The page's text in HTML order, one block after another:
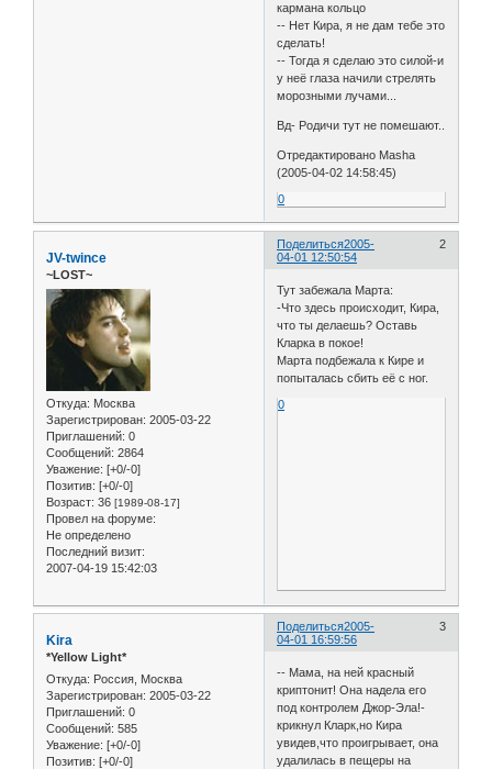
кармана кольцо
-- Нет Кира, я не дам тебе это
сделать!
-- Тогда я сделаю это силой-и
у неё глаза начили стрелять
морозными лучами...
Вд- Родичи тут не помешают..
Отредактировано Masha
(2005-04-02 14:58:45)
0
Поделиться 2
2005-
04-01 12:50:54
JV-twince
~LOST~
Откуда: Москва
Зарегистрирован: 2005-03-22
Приглашений: 0
Сообщений: 2864
Уважение: [+0/-0]
Позитив: [+0/-0]
Возраст: 36 [1989-08-17]
Провел на форуме:
Не определено
Последний визит:
2007-04-19 15:42:03
Тут забежала Марта:
-Что здесь происходит, Кира,
что ты делаешь? Оставь
Кларка в покое!
Марта подбежала к Кире и
попыталась сбить её с ног.
0
Поделиться 3
2005-
04-01 16:59:56
Kira
*Yellow Light*
Откуда: Россия, Москва
Зарегистрирован: 2005-03-22
Приглашений: 0
Сообщений: 585
Уважение: [+0/-0]
Позитив: [+0/-0]
-- Мама, на ней красный
криптонит! Она надела его
под контролем Джор-Эла!-
крикнул Кларк,но Кира
увидев,что проигрывает, она
удалилась в пещеры на